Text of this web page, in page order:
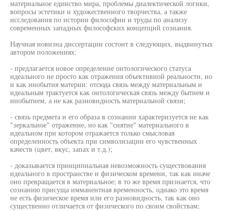
материальное единство мира, проблемы диалектической логики,
вопросы эстетики и художественного творчества, а также
исследования по истории философии и труды по анализу
современных западных философских концепций сознания.
Научная новизна диссертации состоит в следующих, выдвинутых
автором положениях:
- предлагается новое определение онтологического статуса
идеального не просто как отражения объективной реальности, но
и как инобытия материи: отсюда связь между материальным и
идеальным трактуется как онтологическая связь между бытием и
инобытием, а не как разновидность материальной связи;
- связь предмета и его образа в сознании характеризуется не как
"зеркальное" отражение, но как "снятие" материального в
идеальном при котором отражается только смысловая
определенность объекта при символизации его чувственных
качеств (цвет, вкус, запах и т.д.);
- доказывается принципиальная невозможность существования
идеального в пространстве и физическом времени, так как иначе
оно превращается в материальное; в то же время признается, что
сознанию присуща имманентная временность, однако это время
не есть физическое время или его разновидность, так как оно
существенно отличается от физического по своим свойствам;